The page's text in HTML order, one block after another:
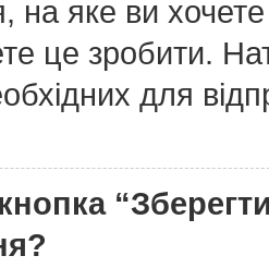
на яке ви
це зробити.
для